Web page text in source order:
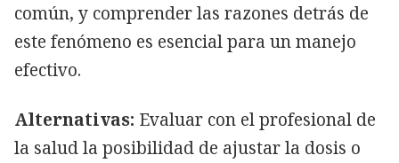
común, y comprender las razones detrás de
este fenómeno es esencial para un manejo
efectivo.
Alternativas: Evaluar con el profesional de
la salud la posibilidad de ajustar la dosis o